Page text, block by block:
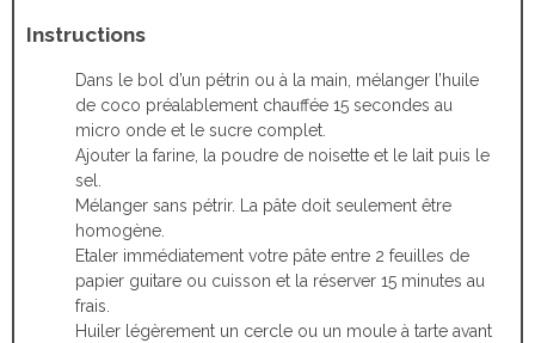
Instructions
Dans le bol d’un pétrin ou à la main, mélanger l’huile
de coco préalablement chauffée 15 secondes au
micro onde et le sucre complet.
Ajouter la farine, la poudre de noisette et le lait puis le
sel.
Mélanger sans pétrir. La pâte doit seulement être
homogène.
Etaler immédiatement votre pâte entre 2 feuilles de
papier guitare ou cuisson et la réserver 15 minutes au
frais.
Huiler légèrement un cercle ou un moule à tarte avant